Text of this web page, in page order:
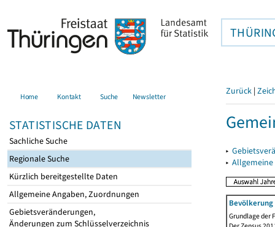
Home Kontakt Suche Newsletter
STATISTISCHE DATEN
Sachliche Suche
Regionale Suche
Kürzlich bereitgestellte Daten
Allgemeine Angaben, Zuordnungen
Gebietsveränderungen,
Änderungen zum Schlüsselverzeichnis
Zurück |
▸
▸
Grundlage der